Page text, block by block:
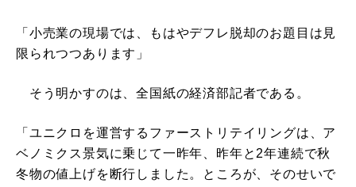
「小売業の現場では、もはやデフレ脱却のお題目は見
限られつつあります」
そう明かすのは、全国紙の経済部記者である。
「ユニクロを運営するファーストリテイリングは、ア
ベノミクス景気に乗じて一昨年、昨年と2年連続で秋
冬物の値上げを断行しました。ところが、そのせいで